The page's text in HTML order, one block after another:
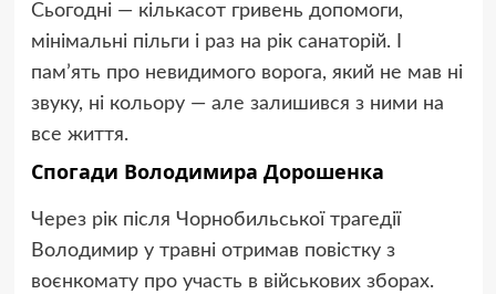
Сьогодні — кількасот гривень допомоги,
мінімальні пільги і раз на рік санаторій. І
пам’ять про невидимого ворога, який не мав ні
звуку, ні кольору — але залишився з ними на
все життя.
Спогади Володимира Дорошенка
Через рік після Чорнобильської трагедії
Володимир у травні отримав повістку з
воєнкомату про участь в військових зборах.